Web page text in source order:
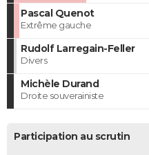
Pascal Quenot
Extrême gauche
Rudolf Larregain-Feller
Divers
Michèle Durand
Droite souverainiste
Participation au scrutin